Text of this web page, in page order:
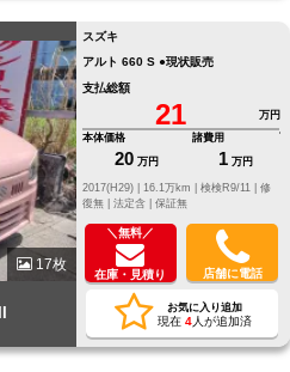
17枚
スズキ
アルト 660 S ●現状販売
支払総額
21
万円
本体価格
20 万円
諸費用
1 万円
修
復無 | 法定含 | 保証無
＼無料／
在庫・見積り 店舗に電話
お気に入り追加
現在 4人が追加済